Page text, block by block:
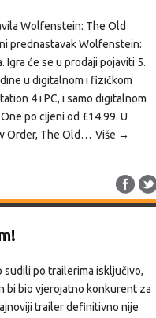
Wolfenstein: The Old
prednastavak Wolfenstein:
Igra će se u prodaji pojaviti 5.
u digitalnom i fizičkom
4 i PC, i samo digitalnom
po cijeni od £14.99. U
Order, The Old… Više →
sudili po trailerima isključivo,
bi bio vjerojatno konkurent za
trailer definitivno nije